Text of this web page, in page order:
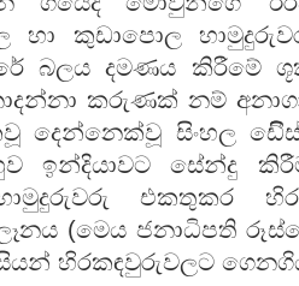
හා කුඩාපොල
බලය දමණය කිරීමේ
කරුණක් නම්
දෙන්නෙක්‌වූ සිංහල
ඉන්දියාවට සේන්‌දු
එකතුකර
(මෙය ජනාධිපති
හිරකඳවුරුවලට